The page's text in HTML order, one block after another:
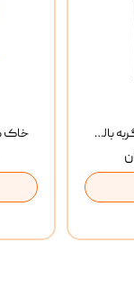
غذای خشک روزانه گربه بالغ مفید MoFeed Adult Daily Cat Food وزن 2 کیلوگرم